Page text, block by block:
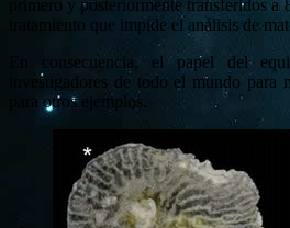
primero y posteriormente transferidos
tratamiento que impide el análisis de
En consecuencia, el papel del
investigadores de todo el mundo para
para otros ejemplos.